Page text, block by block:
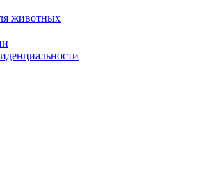
животных